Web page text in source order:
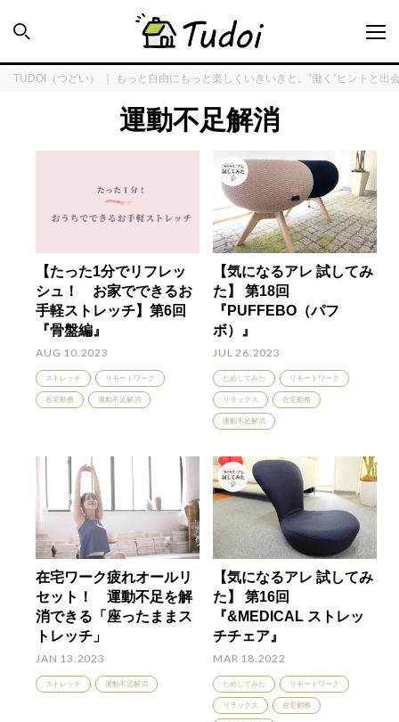
INTERVIEW
ENQUÊTE
TUDOI HOUSE
COLUMN
TUDOI（つどい） ｜ もっと自由にもっと楽しくいきいきと。”働く”ヒントと出
運動不足解消
【たった1分でリフレッ
シュ！ お家でできるお
手軽ストレッチ】第6回
『骨盤編』
AUG 10.2023
ストレッチ リモートワーク
在宅勤務 運動不足解消
【気になるアレ 試してみ
た】 第18回
『PUFFEBO（パフ
ボ）』
JUL 26.2023
ためしてみた リモートワーク
リラックス 在宅勤務
運動不足解消
在宅ワーク疲れオールリ
セット！ 運動不足を解
消できる「座ったままス
トレッチ」
JAN 13.2023
ストレッチ 運動不足解消
【気になるアレ 試してみ
た】 第16回
『&MEDICAL ストレッ
チチェア』
MAR 18.2022
ためしてみた リモートワーク
リラックス 在宅勤務